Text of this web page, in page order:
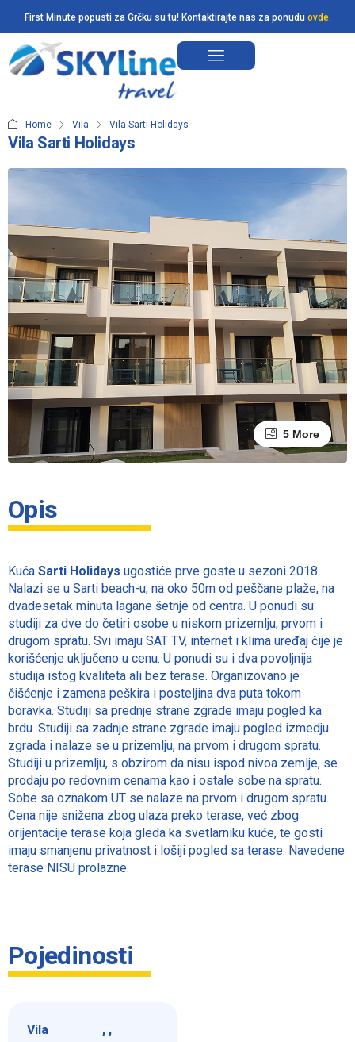
First Minute popusti za Grčku su tu! Kontaktirajte nas za ponudu ovde.
Home Vila Vila Sarti Holidays
Vila Sarti Holidays
1 More
5 More
Opis
Kuća Sarti Holidays ugostiće prve goste u sezoni 2018.
Nalazi se u Sarti beach-u, na oko 50m od peščane plaže, na
dvadesetak minuta lagane šetnje od centra. U ponudi su
studiji za dve do četiri osobe u niskom prizemlju, prvom i
drugom spratu. Svi imaju SAT TV, internet i klima uređaj čije je
korišćenje uključeno u cenu. U ponudi su i dva povoljnija
studija istog kvaliteta ali bez terase. Organizovano je
čišćenje i zamena peškira i posteljina dva puta tokom
boravka. Studiji sa prednje strane zgrade imaju pogled ka
brdu. Studiji sa zadnje strane zgrade imaju pogled izmedju
zgrada i nalaze se u prizemlju, na prvom i drugom spratu.
Studiji u prizemlju, s obzirom da nisu ispod nivoa zemlje, se
prodaju po redovnim cenama kao i ostale sobe na spratu.
Sobe sa oznakom UT se nalaze na prvom i drugom spratu.
Cena nije snižena zbog ulaza preko terase, već zbog
orijentacije terase koja gleda ka svetlarniku kuće, te gosti
imaju smanjenu privatnost i lošiji pogled sa terase. Navedene
terase NISU prolazne.
Pojedinosti
Vila
, ,